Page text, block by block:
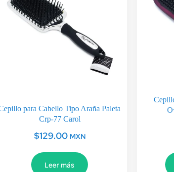
para Cabello Tipo Araña Paleta
Crp-77 Carol
$129.00 MXN
Leer más